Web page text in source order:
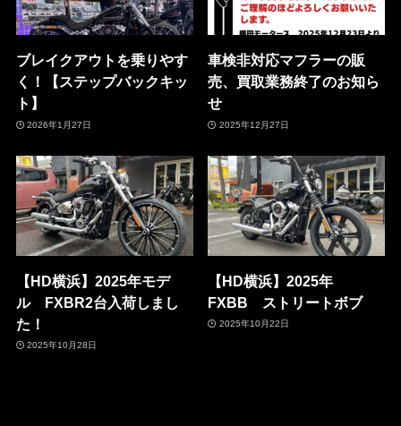
ブレイクアウトを乗りやす
く！【ステップバックキッ
ト】
2026年1月27日
車検非対応マフラーの販
売、買取業務終了のお知ら
せ
2025年12月27日
【HD横浜】2025年モデ
ル FXBR2台入荷しまし
た！
2025年10月28日
【HD横浜】2025年
FXBB ストリートボブ
2025年10月22日